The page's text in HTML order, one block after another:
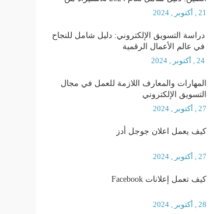
الصين
21 , أكتوبر , 2024
دراسة التسويق الإلكتروني: دليل شامل للنجاح
في عالم الأعمال الرقمية
24 , أكتوبر , 2024
المهارات والمعارف اللازمة للعمل في مجال
التسويق الإلكتروني
27 , أكتوبر , 2024
كيف يعمل اعلان جوجل أدز
27 , أكتوبر , 2024
كيف تعمل إعلانات Facebook
28 , أكتوبر , 2024